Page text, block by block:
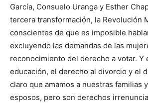
García, Consuelo Uranga y Esther
tercera transformación, la Revolución
conscientes de que es imposible
excluyendo las demandas de las
reconocimiento del derecho a votar. Y
educación, el derecho al divorcio y el
claro que amamos a nuestras familias
esposos, pero son derechos